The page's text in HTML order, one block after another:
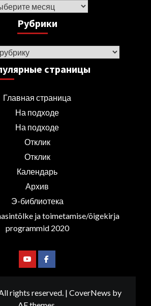
Рубрики
страницы
Главная страница
На подходе
На подходе
Отклик
Отклик
Календарь
Архив
Э-библиотека
ja toimetamise/õigekirja
programmid 2020
YoutubeFacebook
rights reserved. | CoverNews by